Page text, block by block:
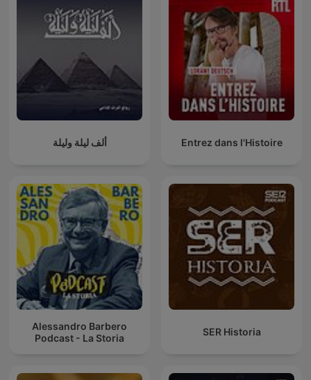
ألف ليلة وليلة Entrez dans l'Histoire
Alessandro Barbero
Podcast - La Storia
SER Historia